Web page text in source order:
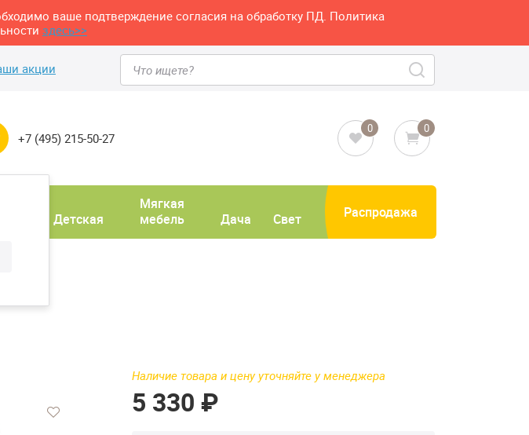
ваше подтверждение согласия на обработку ПД. Политика
здесь>>
акции
+7 (495) 215-50-27
0 0
Детская
Мягкая
мебель
Дача Свет Распродажа
Наличие товара и цену уточняйте у менеджера
5 330 ₽